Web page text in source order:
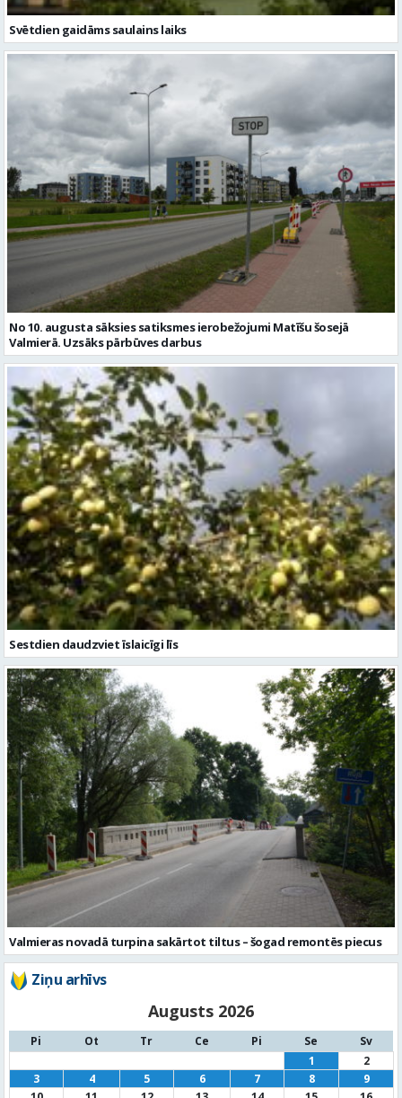
Svētdien gaidāms saulains laiks
No 10. augusta sāksies satiksmes ierobežojumi Matīšu šosejā
Valmierā. Uzsāks pārbūves darbus
Sestdien daudzviet īslaicīgi līs
Valmieras novadā turpina sakārtot tiltus – šogad remontēs piecus
Ziņu arhīvs
Augusts 2026
Pi Ot Tr Ce Pi Se
Sv
1
2
3
4 5 6 7 8
9